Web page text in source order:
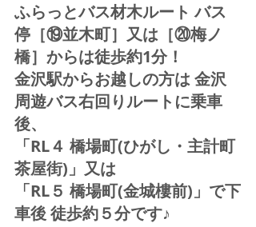
ふらっとバス材木ルート バス
停［⑲並木町］又は［⑳梅ノ
橋］からは徒歩約1分！
金沢駅からお越しの方は 金沢
周遊バス右回りルートに乗車
後、
「RL４ 橋場町(ひがし・主計町
茶屋街)」又は
「RL５ 橋場町(金城樓前)」で下
車後 徒歩約５分です♪